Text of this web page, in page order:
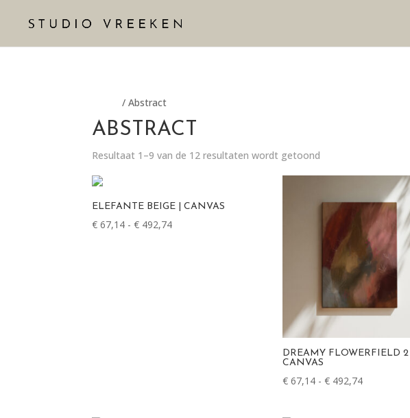
/ Abstract
ABSTRACT
Resultaat 1–9 van de 12 resultaten wordt getoond
ELEFANTE BEIGE | CANVAS
€ 67,14 - € 492,74
DREAMY FLOWERFIELD 2 |
CANVAS
€ 67,14 - € 492,74